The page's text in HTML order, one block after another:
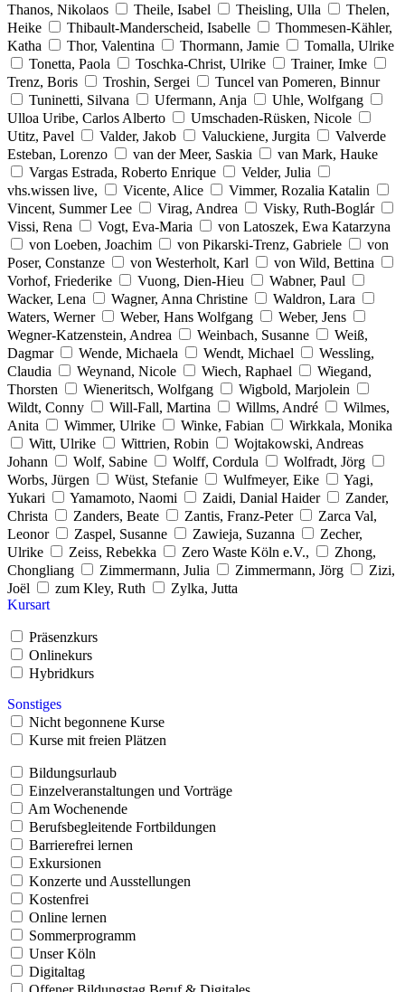
Thanos, Nikolaos
Theile, Isabel Theisling, Ulla
Thelen,
Heike
Thibault-Manderscheid, Isabelle
Thommesen-Kähler,
Katha
Thor, Valentina Thormann, Jamie
Tomalla, Ulrike
Tonetta, Paola
Toschka-Christ, Ulrike
Trainer, Imke
Trenz, Boris
Troshin, Sergei
Tuncel van Pomeren, Binnur
Tuninetti, Silvana
Ufermann, Anja
Uhle, Wolfgang
Ulloa Uribe, Carlos Alberto
Umschaden-Rüsken, Nicole
Utitz, Pavel
Valder, Jakob Valuckiene, Jurgita
Valverde
Esteban, Lorenzo
van der Meer, Saskia
van Mark, Hauke
Vargas Estrada, Roberto Enrique
Velder, Julia
vhs.wissen live,
Vicente, Alice
Vimmer, Rozalia Katalin
Vincent, Summer Lee
Virag, Andrea
Visky, Ruth-Boglár
Vissi, Rena
Vogt, Eva-Maria
von Latoszek, Ewa Katarzyna
von Loeben, Joachim
von Pikarski-Trenz, Gabriele
von
Poser, Constanze
von Westerholt, Karl
von Wild, Bettina
Vorhof, Friederike
Vuong, Dien-Hieu
Wabner, Paul
Wacker, Lena
Wagner, Anna Christine
Waldron, Lara
Waters, Werner
Weber, Hans Wolfgang
Weber, Jens
Wegner-Katzenstein, Andrea
Weinbach, Susanne
Weiß,
Dagmar
Wende, Michaela Wendt, Michael
Wessling,
Claudia
Weynand, Nicole Wiech, Raphael
Wiegand,
Thorsten
Wieneritsch, Wolfgang
Wigbold, Marjolein
Wildt, Conny
Will-Fall, Martina Willms, André
Wilmes,
Anita
Wimmer, Ulrike Winke, Fabian
Wirkkala, Monika
Witt, Ulrike
Wittrien, Robin
Wojtakowski, Andreas
Johann
Wolf, Sabine Wolff, Cordula
Wolfradt, Jörg
Worbs, Jürgen
Wüst, Stefanie Wulfmeyer, Eike
Yagi,
Yukari
Yamamoto, Naomi Zaidi, Danial Haider
Zander,
Christa
Zanders, Beate Zantis, Franz-Peter
Zarca Val,
Leonor
Zaspel, Susanne Zawieja, Suzanna
Zecher,
Ulrike
Zeiss, Rebekka Zero Waste Köln e.V.,
Zhong,
Chongliang
Zimmermann, Julia Zimmermann, Jörg
Zizi,
Joël
zum Kley, Ruth
Zylka, Jutta
Kursart
Präsenzkurs
Onlinekurs
Hybridkurs
Sonstiges
Nicht begonnene Kurse
Kurse mit freien Plätzen
Bildungsurlaub
Einzelveranstaltungen und Vorträge
Am Wochenende
Berufsbegleitende Fortbildungen
Barrierefrei lernen
Exkursionen
Konzerte und Ausstellungen
Kostenfrei
Online lernen
Sommerprogramm
Unser Köln
Digitaltag